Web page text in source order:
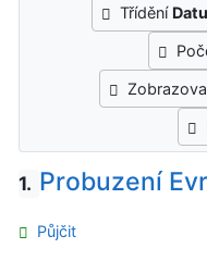
Třídění
1. Probuzení
Půjčit